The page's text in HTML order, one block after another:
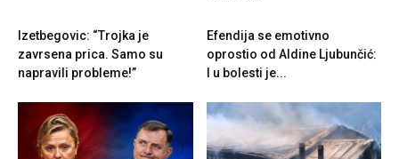
Izetbegovic: “Trojka je
zavrsena prica. Samo su
napravili probleme!”
Efendija se emotivno
oprostio od Aldine Ljubunčić:
I u bolesti je...